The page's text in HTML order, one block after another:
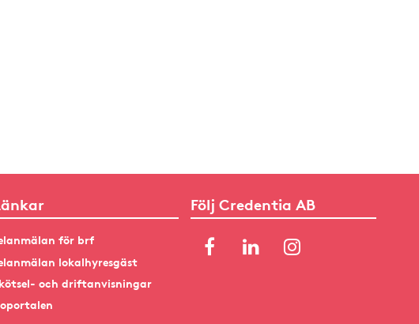
för brf
lokalhyresgäst
och driftanvisningar
Följ Credentia AB